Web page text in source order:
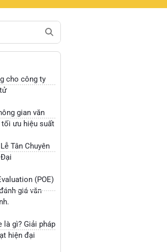
cho công ty
gian văn
tối ưu hiệu suất
Tân Chuyên
(POE)
giá văn
là gì? Giải pháp
hiện đại